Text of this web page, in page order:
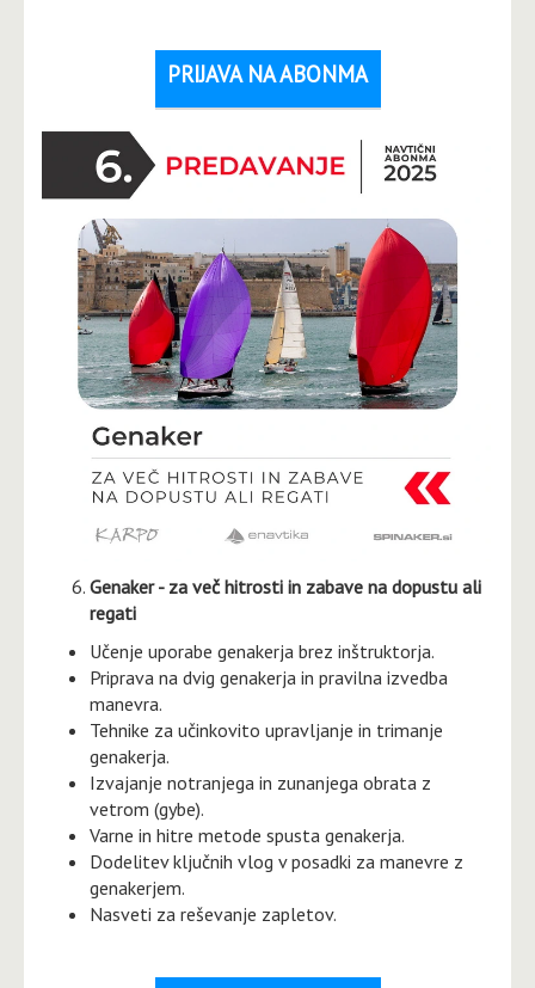
PRIJAVA NA ABONMA
Genaker - za več hitrosti in zabave na dopustu ali
regati
Učenje uporabe genakerja brez inštruktorja.
Priprava na dvig genakerja in pravilna izvedba
manevra.
Tehnike za učinkovito upravljanje in trimanje
genakerja.
Izvajanje notranjega in zunanjega obrata z
vetrom (gybe).
Varne in hitre metode spusta genakerja.
Dodelitev ključnih vlog v posadki za manevre z
genakerjem.
Nasveti za reševanje zapletov.